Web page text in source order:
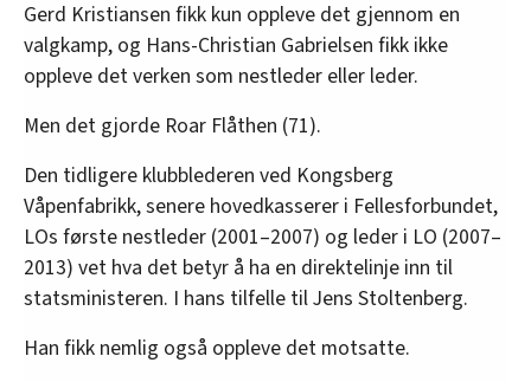
Gerd Kristiansen fikk kun oppleve det gjennom en
valgkamp, og Hans-Christian Gabrielsen fikk ikke
oppleve det verken som nestleder eller leder.
Men det gjorde Roar Flåthen (71).
Den tidligere klubblederen ved Kongsberg
Våpenfabrikk, senere hovedkasserer i Fellesforbundet,
LOs første nestleder (2001–2007) og leder i LO (2007–
2013) vet hva det betyr å ha en direktelinje inn til
statsministeren. I hans tilfelle til Jens Stoltenberg.
Han fikk nemlig også oppleve det motsatte.